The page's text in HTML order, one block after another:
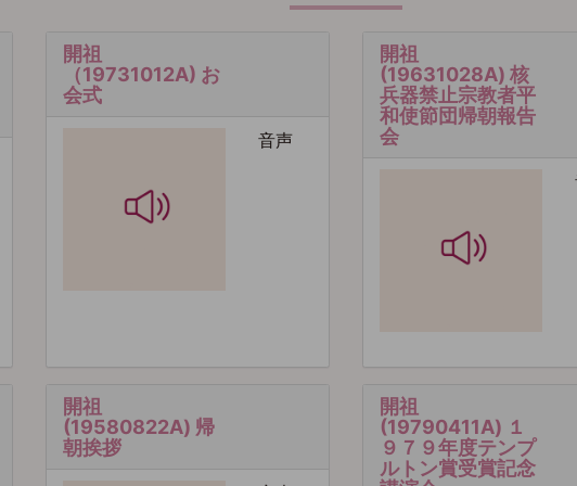
開祖
（19731012A) お
会式
音声
開祖
(19631028A) 核
兵器禁止宗教者平
和使節団帰朝報告
会
開祖
(19580822A) 帰
朝挨拶
開祖
(19790411A) １
９７９年度テンプ
ルトン賞受賞記念